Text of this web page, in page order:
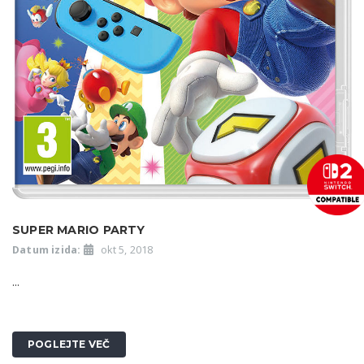
SUPER MARIO PARTY
Datum izida: okt 5, 2018
...
POGLEJTE VEČ